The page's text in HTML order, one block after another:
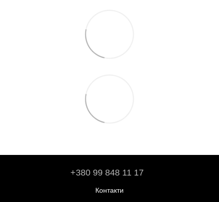
+380 99 848 11 17
Контакти